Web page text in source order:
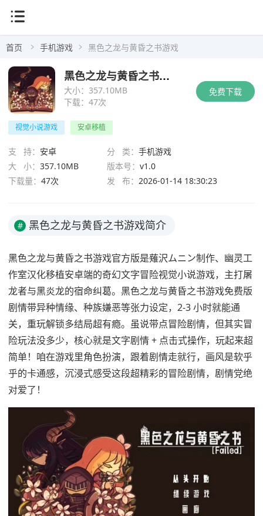
首页 手机游戏 黑色之龙与黄昏之书游戏
免费下载
大小： 357.10MB
下载： 47次
黑色之龙与黄昏之书游戏
视觉小说游戏 安卓移植
支 持： 安卓 分 类： 手机游戏
大 小： 357.10MB 版本号： v1.0
下载量： 47次 发 布： 2026-01-14 18:30:23
# 黑色之龙与黄昏之书游戏简介
黑色之龙与黄昏之书游戏官方版是薙沢ムニン制作、幽灵工
作室汉化移植安卓端的奇幻文字冒险视觉小说游戏，主打屠
龙者与黑炎龙的宿命纠葛。黑色之龙与黄昏之书游戏免费版
剧情带异种情缘、种族嫌恶等张力设定，2-3 小时就能通
关，重玩解锁多结局超有瘾。虽说带点冒险剧情，但其实冒
险玩法没多少，核心就是文字剧情 + 点击式操作，玩起来超
简单！咱在游戏里角色扮演，跟着剧情走就行，画风是软乎
乎的卡通感，沉浸式感受这段超精彩的冒险剧情，剧情党绝
对爱了！